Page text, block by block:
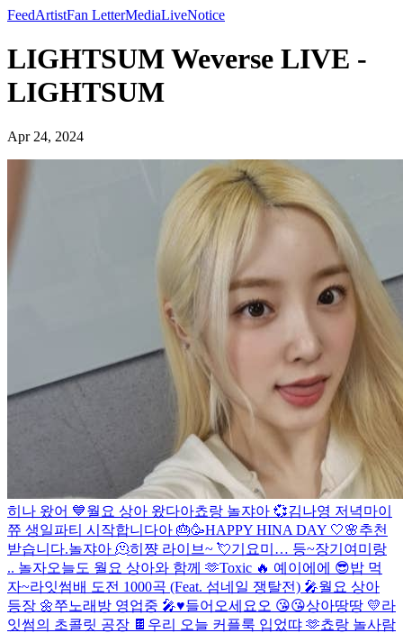
FeedArtistFan LetterMediaLiveNotice
LIGHTSUM Weverse LIVE -
LIGHTSUM
Apr 24, 2024
히나 왔어 💙월요 상아 왔다아쵸랑 놀쟈아 💞김나영 저녁마이
쮸 생일파티 시작합니다아 🎂🥳HAPPY HINA DAY 🤍🌸추천
받습니다.놀쟈아 🫠히쨩 라이브~ 💘기요미… 등~장기여미랑
.. 놀자오늘도 월요 상아와 함께 🫶Toxic 🔥 예이에에 😎밥 먹
자~라잇썸배 도전 1000곡 (Feat. 섬네일 쟁탈전) 🎤월요 상아
등장 🌼쭈노래방 영업중 🎤♥️들어오세요오 😘😘상아땅땅 💛라
잇썸의 초콜릿 공장 🍫 우리 오늘 커플룩 입었땨 🫶쵸랑 놀사람